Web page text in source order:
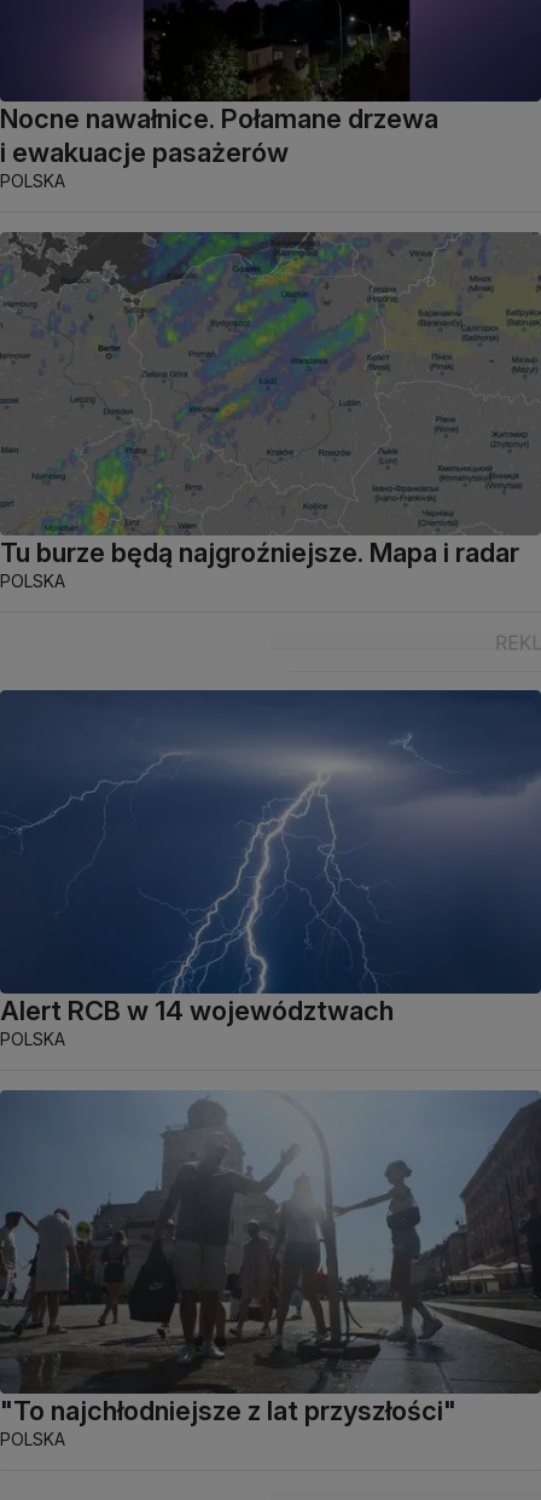
Nocne nawałnice. Połamane drzewa
i ewakuacje pasażerów
POLSKA
Tu burze będą najgroźniejsze. Mapa i radar
POLSKA
Alert RCB w 14 województwach
POLSKA
"To najchłodniejsze z lat przyszłości"
POLSKA